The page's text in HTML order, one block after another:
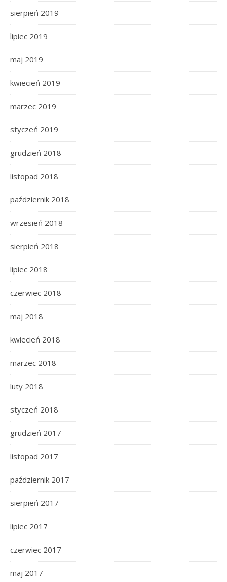
sierpień 2019
lipiec 2019
maj 2019
kwiecień 2019
marzec 2019
styczeń 2019
grudzień 2018
listopad 2018
październik 2018
wrzesień 2018
sierpień 2018
lipiec 2018
czerwiec 2018
maj 2018
kwiecień 2018
marzec 2018
luty 2018
styczeń 2018
grudzień 2017
listopad 2017
październik 2017
sierpień 2017
lipiec 2017
czerwiec 2017
maj 2017